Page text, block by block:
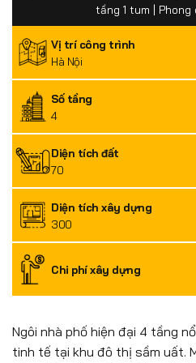
tầng 1 tum | Phong
Vị trí công trình
Hà Nội
Số tầng
4
Diện tích đất
70
Diện tích xây dựng
300
Chi phí xây dựng
Ngôi nhà phố hiện đại 4 tầng
tinh tế tại khu đô thị sầm uất.